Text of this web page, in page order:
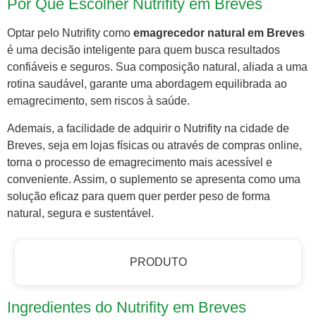
Por Que Escolher Nutrifity em Breves
Optar pelo Nutrifity como emagrecedor natural em Breves
é uma decisão inteligente para quem busca resultados
confiáveis e seguros. Sua composição natural, aliada a uma
rotina saudável, garante uma abordagem equilibrada ao
emagrecimento, sem riscos à saúde.
Ademais, a facilidade de adquirir o Nutrifity na cidade de
Breves, seja em lojas físicas ou através de compras online,
torna o processo de emagrecimento mais acessível e
conveniente. Assim, o suplemento se apresenta como uma
solução eficaz para quem quer perder peso de forma
natural, segura e sustentável.
PRODUTO
Ingredientes do Nutrifity em Breves